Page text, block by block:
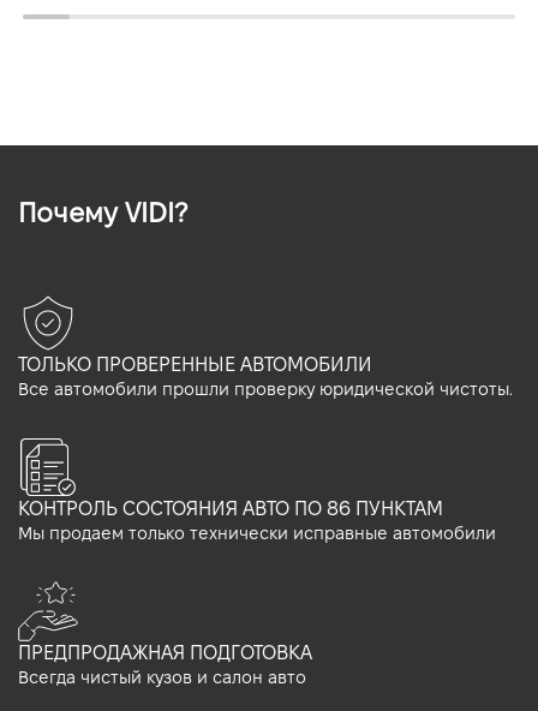
Почему VIDI?
ТОЛЬКО ПРОВЕРЕННЫЕ АВТОМОБИЛИ
Все автомобили прошли проверку юридической чистоты.
КОНТРОЛЬ СОСТОЯНИЯ АВТО ПО 86 ПУНКТАМ
Мы продаем только технически исправные автомобили
ПРЕДПРОДАЖНАЯ ПОДГОТОВКА
Всегда чистый кузов и салон авто